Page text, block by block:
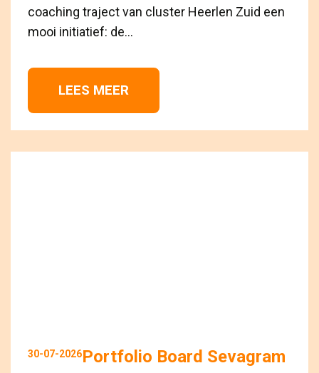
coaching traject van cluster Heerlen Zuid een
mooi initiatief: de...
LEES MEER
30-07-2026Portfolio Board Sevagram